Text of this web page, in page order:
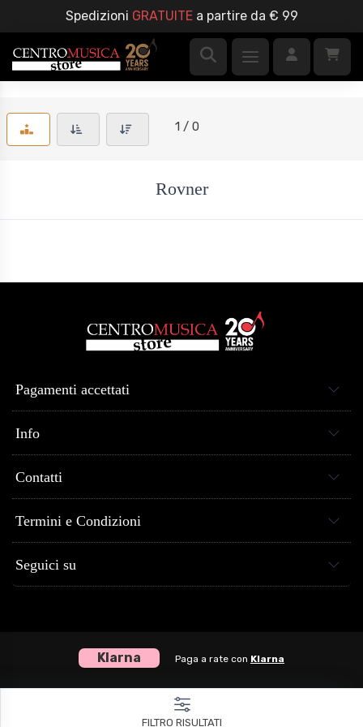
Spedizioni GRATUITEa partire da € 99
1 / 0
Rovner
Pagamenti accettati
Info
Contatti
Termini e Condizioni
Seguici su
FILTRO RISULTATI
Klarna Paga a rate con Klarna
Centro Musica Store® dal 2005 al tuo servizio - P.Iva 04307120651